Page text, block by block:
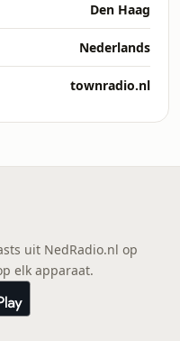
Den Haag
Nederlands
townradio.nl
uit NedRadio.nl op
elk apparaat.